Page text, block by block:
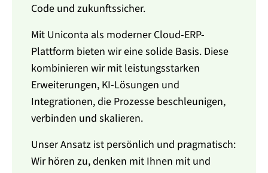
Code und zukunftssicher.
Mit Uniconta als moderner Cloud-ERP-
Plattform bieten wir eine solide Basis. Diese
kombinieren wir mit leistungsstarken
Erweiterungen, KI-Lösungen und
Integrationen, die Prozesse beschleunigen,
verbinden und skalieren.
Unser Ansatz ist persönlich und pragmatisch:
Wir hören zu, denken mit Ihnen mit und